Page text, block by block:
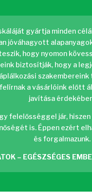
gyártja minden
jóváhagyott
hogy nyomon
biztosítják, hogy a
a vásárlóink ​​előtt
javítása
felelősséggel jár,
is. Éppen ezért
és forgalmazunk.
– EGÉSZSÉGES